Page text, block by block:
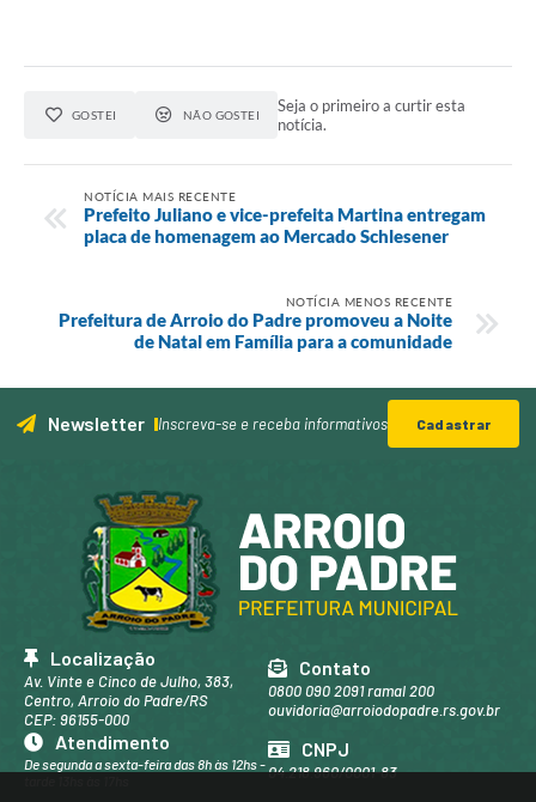
GOSTEI NÃO GOSTEI
Seja o primeiro a curtir esta
notícia.
NOTÍCIA MAIS RECENTE
Prefeito Juliano e vice-prefeita Martina entregam
placa de homenagem ao Mercado Schlesener
NOTÍCIA MENOS RECENTE
Prefeitura de Arroio do Padre promoveu a Noite
de Natal em Família para a comunidade
Newsletter Inscreva-se e receba informativos Cadastrar
Localização
Av. Vinte e Cinco de Julho, 383,
Centro, Arroio do Padre/RS
CEP: 96155-000
Contato
0800 090 2091 ramal 200
ouvidoria@arroiodopadre.rs.gov.br
Atendimento
De segunda a sexta-feira das 8h às 12hs -
CNPJ
04.218.960/0001-83